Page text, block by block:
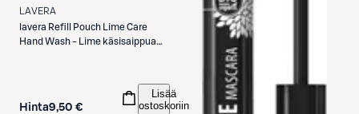
LAVERA
lavera Refill Pouch Lime Care
Hand Wash - Lime käsisaippua
Hinta9,50 €
Lisää
ostoskoriin